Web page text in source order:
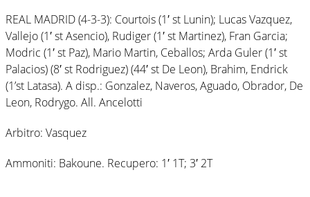
REAL MADRID (4-3-3): Courtois (1′ st Lunin); Lucas Vazquez,
Vallejo (1′ st Asencio), Rudiger (1′ st Martinez), Fran Garcia;
Modric (1′ st Paz), Mario Martin, Ceballos; Arda Guler (1′ st
Palacios) (8′ st Rodriguez) (44′ st De Leon), Brahim, Endrick
(1’st Latasa). A disp.: Gonzalez, Naveros, Aguado, Obrador, De
Leon, Rodrygo. All. Ancelotti
Arbitro: Vasquez
Ammoniti: Bakoune. Recupero: 1′ 1T; 3′ 2T